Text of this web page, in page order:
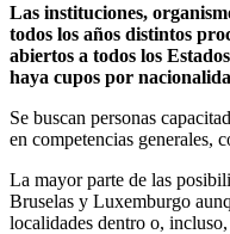
Las instituciones,
todos los años distintos
abiertos a todos los
haya cupos por
Se buscan personas
en competencias generales,
La mayor parte de las
Bruselas y Luxemburgo
localidades dentro o,